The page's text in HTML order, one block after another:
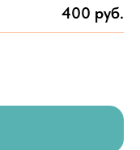
400 руб.